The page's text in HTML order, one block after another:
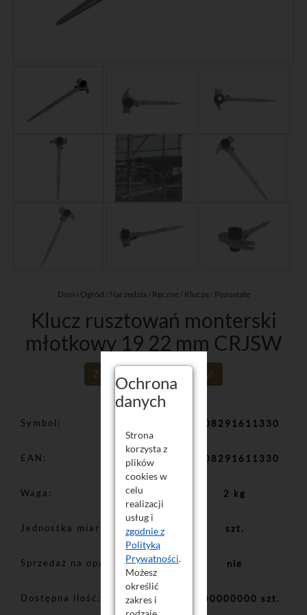
Dom i Ogród Narzędzia Ręczne/ Klucze/ Pozostałe
Klucz rusztowań monterski
młotkowy 19 22 mm CRJSW
Zaloguj się aby poznać ceny!
Symbol 5908291611330
EAN 5908291611330
Waga 2 kg
Jednostka miary szt.
Sprzedaż na opakowania nie
Dostępna ilość 1000000000 szt.
Ochrona
danych
Strona
korzysta z
plików
cookies w
celu
realizacji
usług i
zgodnie z
Polityką
Prywatności.
Możesz
określić
zakres i